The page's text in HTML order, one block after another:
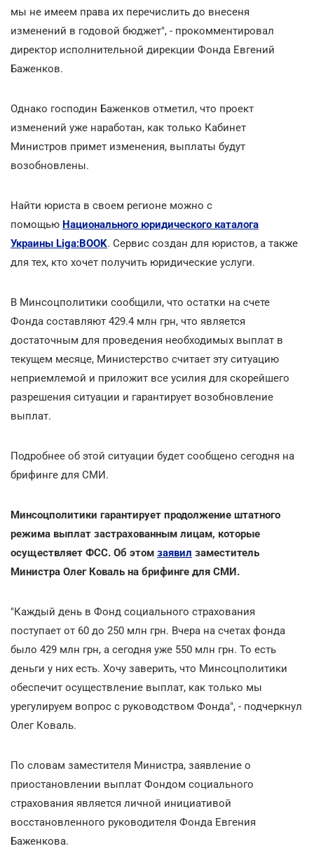
мы не имеем права их перечислить до внесеня
изменений в годовой бюджет", - прокомментировал
директор исполнительной дирекции Фонда Евгений
Баженков.
Однако господин Баженков отметил, что проект
изменений уже наработан, как только Кабинет
Министров примет изменения, выплаты будут
возобновлены.
Найти юриста в своем регионе можно с
помощью Национального юридического каталога
Украины Liga:BOOK. Сервис создан для юристов, а также
для тех, кто хочет получить юридические услуги.
В Минсоцполитики сообщили, что остатки на счете
Фонда составляют 429.4 млн грн, что является
достаточным для проведения необходимых выплат в
текущем месяце, Министерство считает эту ситуацию
неприемлемой и приложит все усилия для скорейшего
разрешения ситуации и гарантирует возобновление
выплат.
Подробнее об этой ситуации будет сообщено сегодня на
брифинге для СМИ.
Минсоцполитики гарантирует продолжение штатного
режима выплат застрахованным лицам, которые
осуществляет ФСС. Об этом заявил заместитель
Министра Олег Коваль на брифинге для СМИ.
"Каждый день в Фонд социального страхования
поступает от 60 до 250 млн грн. Вчера на счетах фонда
было 429 млн грн, а сегодня уже 550 млн грн. То есть
деньги у них есть. Хочу заверить, что Минсоцполитики
обеспечит осуществление выплат, как только мы
урегулируем вопрос с руководством Фонда", - подчеркнул
Олег Коваль.
По словам заместителя Министра, заявление о
приостановлении выплат Фондом социального
страхования является личной инициативой
восстановленного руководителя Фонда Евгения
Баженкова.